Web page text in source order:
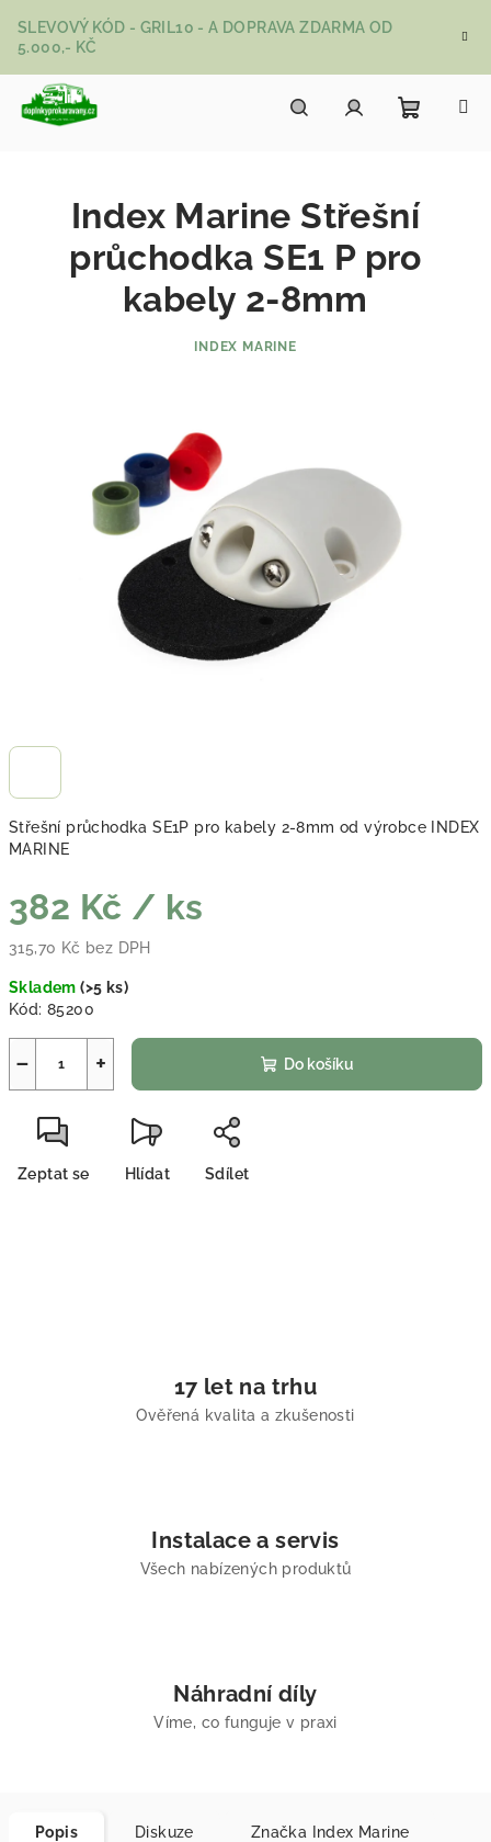
SLEVOVÝ KÓD - GRIL10 - A DOPRAVA ZDARMA OD
5.000,- KČ
Střešní průchodka SE1P pro kabely 2-8mm od výrobce INDEX
MARINE
382 Kč / ks
315,70 Kč bez DPH
Skladem(>5 ks)
Kód: 85200
+
− Do košíku
Zeptat se Hlídat Sdílet
Index Marine Střešní
průchodka SE1 P pro
kabely 2-8mm
INDEX MARINE
17 let na trhu
Ověřená kvalita a zkušenosti
Instalace a servis
Všech nabízených produktů
Náhradní díly
Víme, co funguje v praxi
Popis Diskuze Značka Index Marine